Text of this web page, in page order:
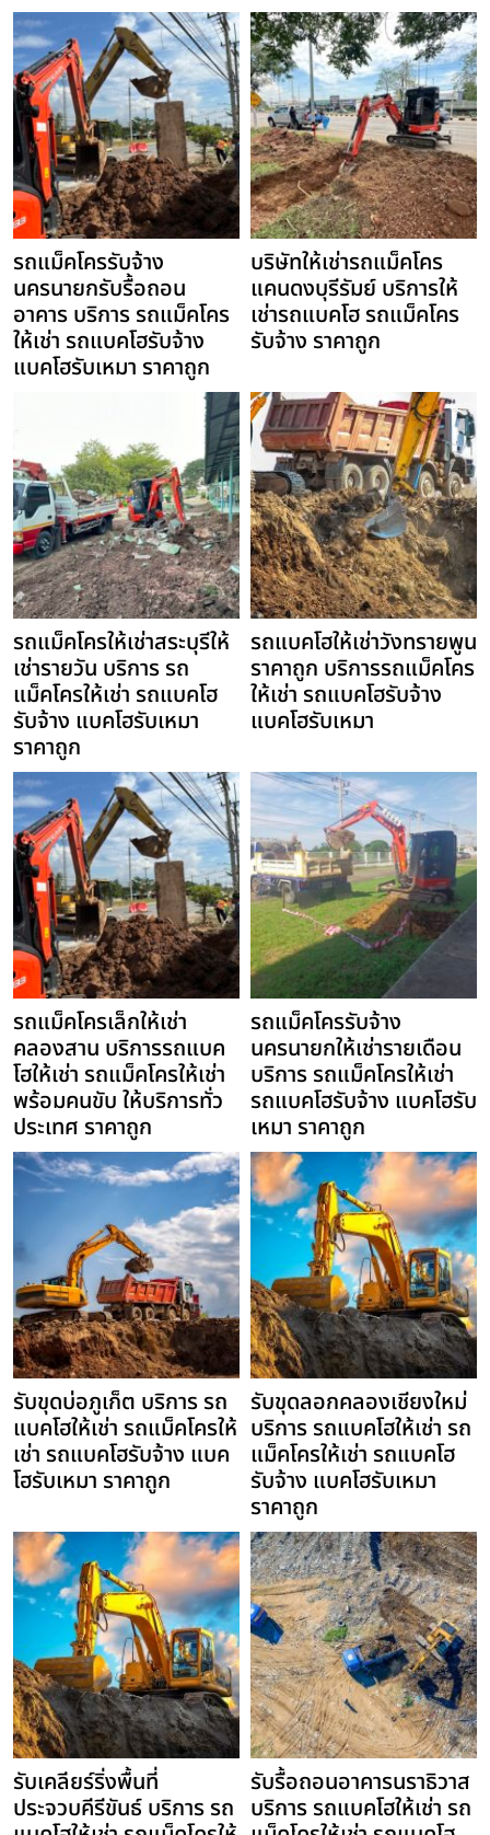
รถแม็คโครรับจ้าง
นครนายกรับรื้อถอน
อาคาร บริการ รถแม็คโคร
ให้เช่า รถแบคโฮรับจ้าง
แบคโฮรับเหมา ราคาถูก
บริษัทให้เช่ารถแม็คโคร
แคนดงบุรีรัมย์ บริการให้
เช่ารถแบคโฮ รถแม็คโคร
รับจ้าง ราคาถูก
รถแม็คโครให้เช่าสระบุรีให้
เช่ารายวัน บริการ รถ
แม็คโครให้เช่า รถแบคโฮ
รับจ้าง แบคโฮรับเหมา
ราคาถูก
รถแบคโฮให้เช่าวังทรายพูน
ราคาถูก บริการรถแม็คโคร
ให้เช่า รถแบคโฮรับจ้าง
แบคโฮรับเหมา
รถแม็คโครเล็กให้เช่า
คลองสาน บริการรถแบค
โฮให้เช่า รถแม็คโครให้เช่า
พร้อมคนขับ ให้บริการทั่ว
ประเทศ ราคาถูก
รถแม็คโครรับจ้าง
นครนายกให้เช่ารายเดือน
บริการ รถแม็คโครให้เช่า
รถแบคโฮรับจ้าง แบคโฮรับ
เหมา ราคาถูก
รับขุดบ่อภูเก็ต บริการ รถ
แบคโฮให้เช่า รถแม็คโครให้
เช่า รถแบคโฮรับจ้าง แบค
โฮรับเหมา ราคาถูก
รับขุดลอกคลองเชียงใหม่
บริการ รถแบคโฮให้เช่า รถ
แม็คโครให้เช่า รถแบคโฮ
รับจ้าง แบคโฮรับเหมา
ราคาถูก
รับเคลียร์ริ่งพื้นที่
ประจวบคีรีขันธ์ บริการ รถ
รับรื้อถอนอาคารนราธิวาส
บริการ รถแบคโฮให้เช่า รถ